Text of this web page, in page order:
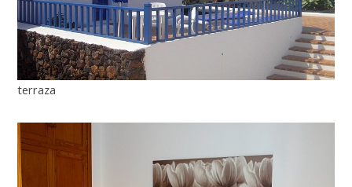
terraza